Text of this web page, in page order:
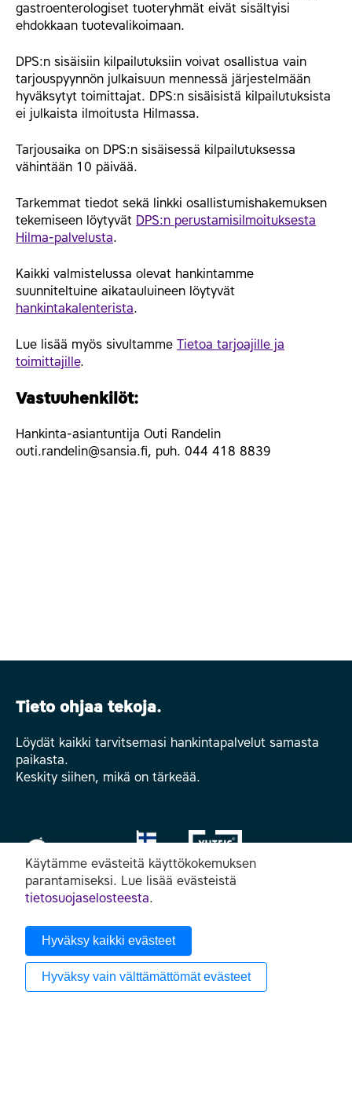
gastroenterologiset tuoteryhmät eivät sisältyisi
ehdokkaan tuotevalikoimaan.
DPS:n sisäisiin kilpailutuksiin voivat osallistua vain
tarjouspyynnön julkaisuun mennessä järjestelmään
hyväksytyt toimittajat. DPS:n sisäisistä kilpailutuksista
ei julkaista ilmoitusta Hilmassa.
Tarjousaika on DPS:n sisäisessä kilpailutuksessa
vähintään 10 päivää.
Tarkemmat tiedot sekä linkki osallistumishakemuksen
tekemiseen löytyvät DPS:n perustamisilmoituksesta
Hilma-palvelusta.
Kaikki valmistelussa olevat hankintamme
suunniteltuine aikatauluineen löytyvät
hankintakalenterista.
Lue lisää myös sivultamme Tietoa tarjoajille ja
toimittajille.
Vastuuhenkilöt:
Hankinta-asiantuntija Outi Randelin
outi.randelin@sansia.fi, puh. 044 418 8839
Tieto ohjaa tekoja.
Löydät kaikki tarvitsemasi hankintapalvelut samasta
paikasta.
Keskity siihen, mikä on tärkeää.
Seuraa meitä somessa
SANSIA OY
Käytämme evästeitä käyttökokemuksen
parantamiseksi. Lue lisää evästeistä
tietosuojaselosteesta.
Hyväksy kaikki evästeet
Hyväksy vain välttämättömät evästeet